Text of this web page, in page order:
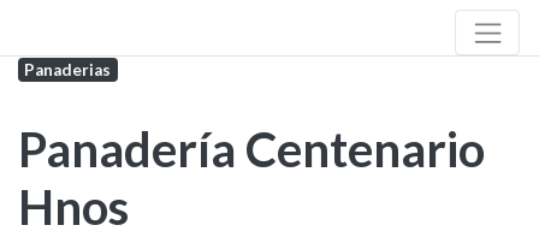
Panaderias
Panadería Centenario
Hnos